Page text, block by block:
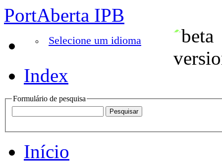
PortAberta IPB
Selecione um idioma
Index
Formulário de pesquisa
Início